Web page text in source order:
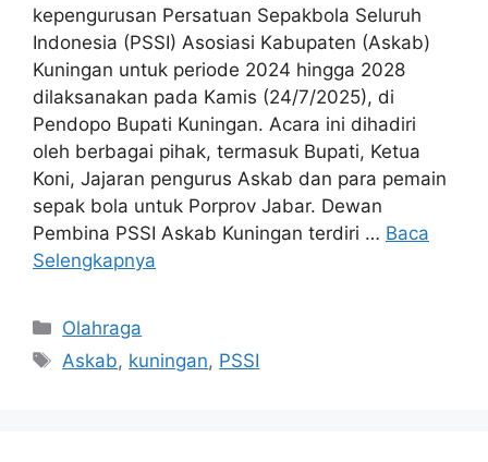
kepengurusan Persatuan Sepakbola Seluruh
Indonesia (PSSI) Asosiasi Kabupaten (Askab)
Kuningan untuk periode 2024 hingga 2028
dilaksanakan pada Kamis (24/7/2025), di
Pendopo Bupati Kuningan. Acara ini dihadiri
oleh berbagai pihak, termasuk Bupati, Ketua
Koni, Jajaran pengurus Askab dan para pemain
sepak bola untuk Porprov Jabar. Dewan
Pembina PSSI Askab Kuningan terdiri … Baca
Selengkapnya
Kategori
Olahraga
Tag
Askab, kuningan, PSSI